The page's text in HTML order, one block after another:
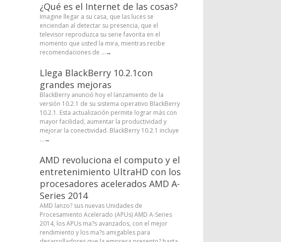
¿Qué es el Internet de las cosas?
Imagine llegar a su casa, que las luces se
enciendan al detectar su presencia, que el
televisor reproduzca su serie favorita en el
momento que usted la mira, mientras recibe
recomendaciones de ...→
Llega BlackBerry 10.2.1con
grandes mejoras
BlackBerry anunció hoy el lanzamiento de la
versión 10.2.1 de su sistema operativo BlackBerry
10.2.1. Esta actualización permite lograr más con
mayor facilidad, aumentar la productividad y
mejorar la conectividad. BlackBerry 10.2.1 incluye
...→
AMD revoluciona el computo y el
entretenimiento UltraHD con los
procesadores acelerados AMD A-
Series 2014
AMD lanzo? sus nuevas Unidades de
Procesamiento Acelerado (APUs) AMD A-Series
2014, los APUs ma?s avanzados, con el mejor
rendimiento y los ma?s amigables para